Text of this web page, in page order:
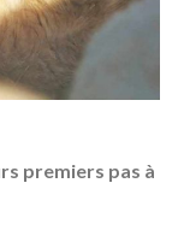
premiers pas à